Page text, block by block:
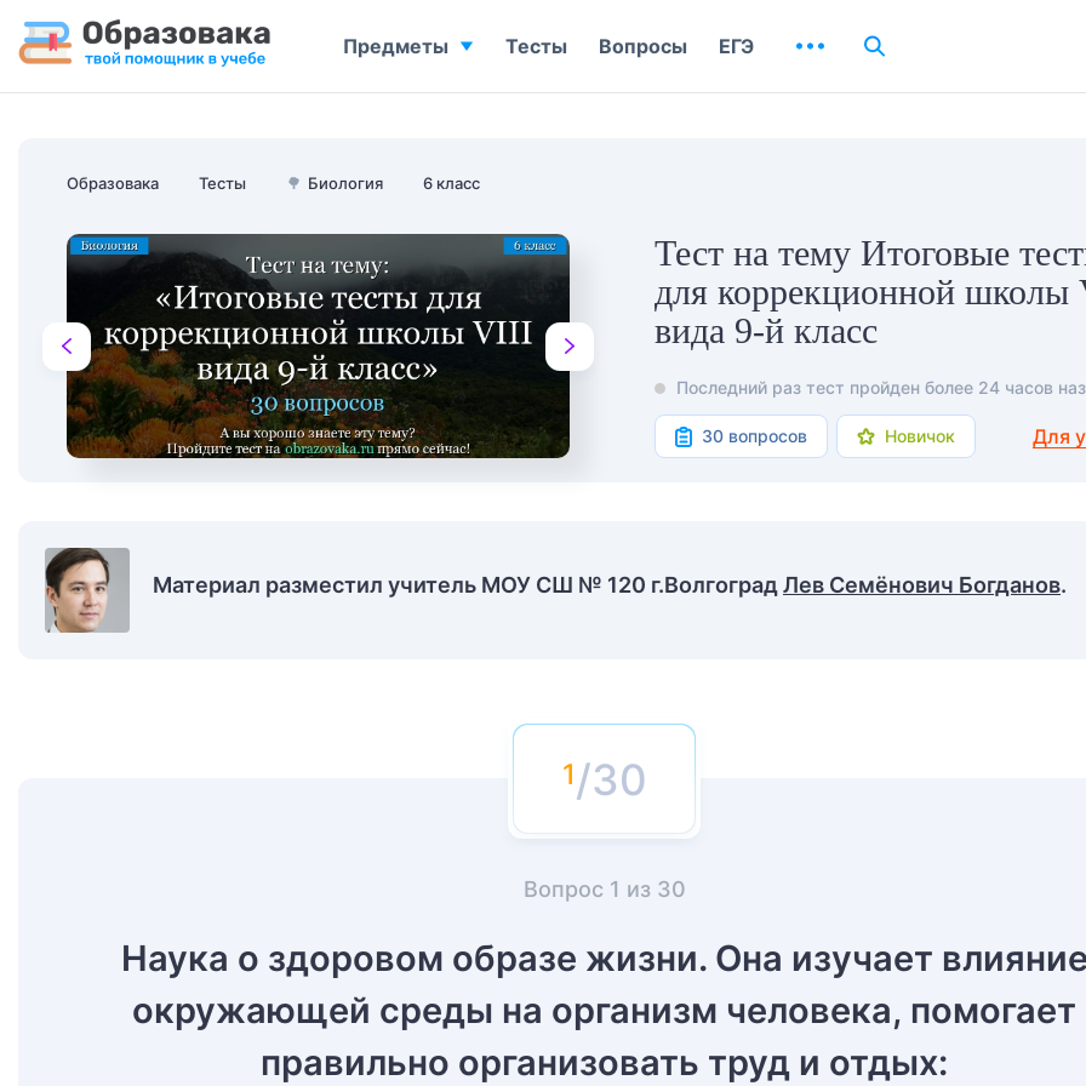
Образовака Тесты 🌳 Биология 6 класс
Тест на тему Итоговые
для коррекционной
вида 9-й класс
Последний раз тест пройден более 24 часов
30 вопросов Новичок Для
Материал разместил учитель МОУ СШ № 120 г.ВолгоградЛев Семёнович Богданов.
/30
Вопрос 1 из 30
Наука о здоровом образе жизни. Она изучает
окружающей среды на организм человека, помогает
правильно организовать труд и отдых:
Предметы Тесты Вопросы ЕГЭ